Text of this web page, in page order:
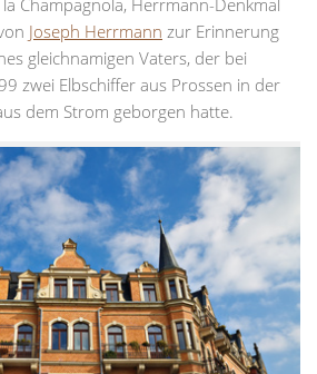
Champagnola, Herrmann-Denkmal
Joseph Herrmann zur Erinnerung
gleichnamigen Vaters, der bei
zwei Elbschiffer aus Prossen in der
dem Strom geborgen hatte.